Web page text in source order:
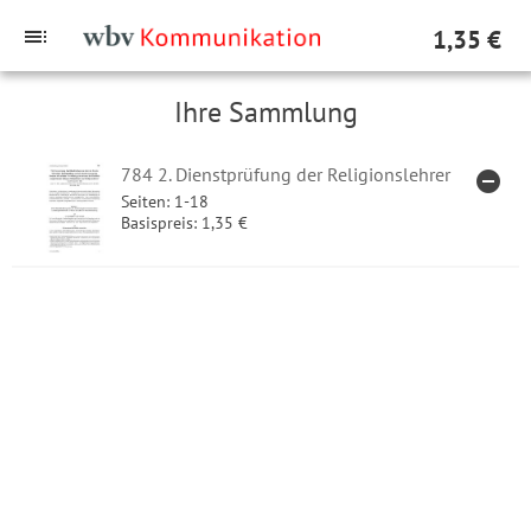
toc 1,35 €
Ihre Sammlung
784 2. Dienstprüfung der Religionslehrer
Seiten: 1-18
Basispreis: 1,35 €
remove_circle